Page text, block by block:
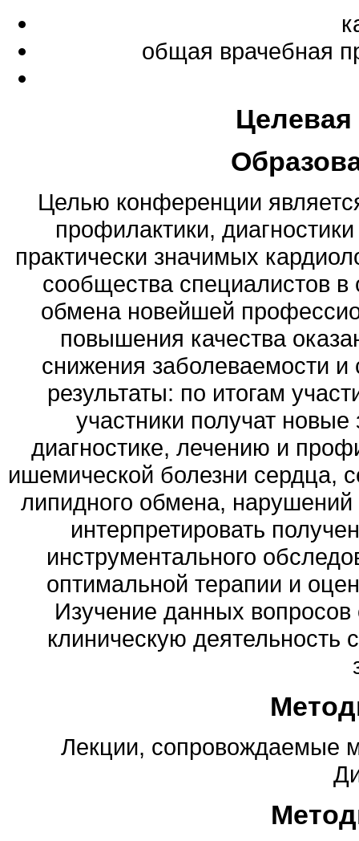
общая врачебная
Целью конференции
профилактики,
практически значимых
сообщества специалистов в
обмена новейшей
повышения качества
снижения заболеваемости
результаты: по итогам
участники получат новые
диагностике, лечению и
ишемической болезни сердца,
липидного обмена, нарушений
интерпретировать
инструментального
оптимальной терапии и
Изучение данных
клиническую деятельность
Лекции, сопровождаемые